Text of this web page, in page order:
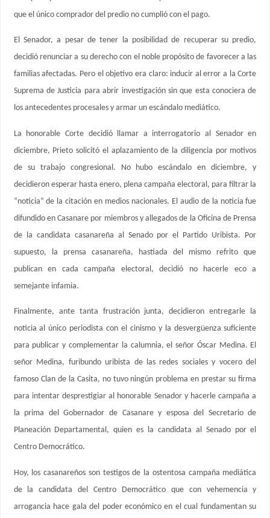
que el único comprador del predio no cumplió con el pago.
El Senador, a pesar de tener la posibilidad de recuperar su predio,
decidió renunciar a su derecho con el noble propósito de favorecer a las
familias afectadas. Pero el objetivo era claro: inducir al error a la Corte
Suprema de Justicia para abrir investigación sin que esta conociera de
los antecedentes procesales y armar un escándalo mediático.
La honorable Corte decidió llamar a interrogatorio al Senador en
diciembre, Prieto solicitó el aplazamiento de la diligencia por motivos
de su trabajo congresional. No hubo escándalo en diciembre, y
decidieron esperar hasta enero, plena campaña electoral, para filtrar la
“noticia” de la citación en medios nacionales. El audio de la noticia fue
difundido en Casanare por miembros y allegados de la Oficina de Prensa
de la candidata casanareña al Senado por el Partido Uribista. Por
supuesto, la prensa casanareña, hastiada del mismo refrito que
publican en cada campaña electoral, decidió no hacerle eco a
semejante infamia.
Finalmente, ante tanta frustración junta, decidieron entregarle la
noticia al único periodista con el cinismo y la desvergüenza suficiente
para publicar y complementar la calumnia, el señor Óscar Medina. El
señor Medina, furibundo uribista de las redes sociales y vocero del
famoso Clan de la Casita, no tuvo ningún problema en prestar su firma
para intentar desprestigiar al honorable Senador y hacerle campaña a
la prima del Gobernador de Casanare y esposa del Secretario de
Planeación Departamental, quien es la candidata al Senado por el
Centro Democrático.
Hoy, los casanareños son testigos de la ostentosa campaña mediática
de la candidata del Centro Democrático que con vehemencia y
arrogancia hace gala del poder económico en el cual fundamentan su